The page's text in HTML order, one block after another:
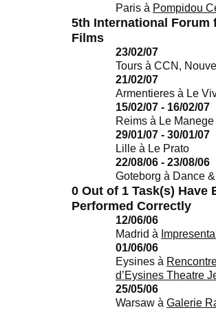
Paris à Pompidou
5th International Forum
Films
23/02/07
Tours à CCN,
21/02/07
Armentieres à Le
15/02/07 - 16/02/07
Reims à Le Manege
29/01/07 - 30/01/07
Lille à Le Prato
22/08/06 - 23/08/06
Goteborg à Dance
0 Out of 1 Task(s) Have
Performed Correctly
12/06/06
Madrid à
01/06/06
Eysines à
d’Eysines Theatre
25/05/06
Warsaw à Galerie